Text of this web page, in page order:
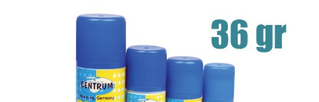
Bloc Notes-uri spiralizate
Plicuri personalizate